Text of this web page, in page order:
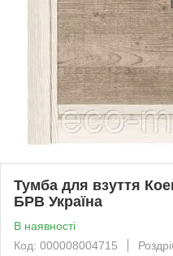
Тумба для взуття
БРВ Україна
В наявності
Код: 000008004715